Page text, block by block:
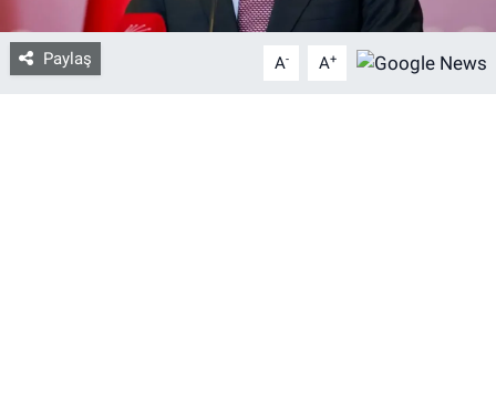
Paylaş A- A+
Yaşam